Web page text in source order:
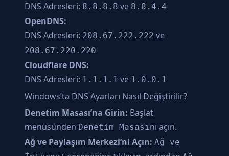
DNS Adresleri: 8.8.8.8 ve 8.8.4.4
OpenDNS:
DNS Adresleri: 208.67.222.222 ve
208.67.220.220
Cloudflare DNS:
DNS Adresleri: 1.1.1.1 ve 1.0.0.1
Windows’ta DNS Ayarları Nasıl Değiştirilir?
Denetim Masası’na Girin: Başlat
menüsünden Denetim Masasını açın.
Ağ ve Paylaşım Merkezi’ni Açın: Ağ ve